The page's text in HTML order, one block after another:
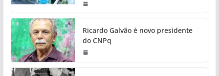
Ricardo Galvão é novo presidente
do CNPq